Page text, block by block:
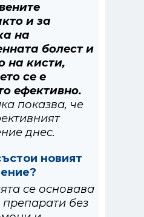
и за
на
болест и
на кисти,
се е
ефективно.
показва, че
днес.
новият
се основава
без